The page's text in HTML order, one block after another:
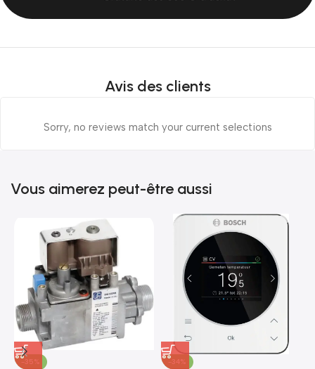
Avis des clients
Sorry, no reviews match your current selections
Vous aimerez peut-être aussi
-35% -34%